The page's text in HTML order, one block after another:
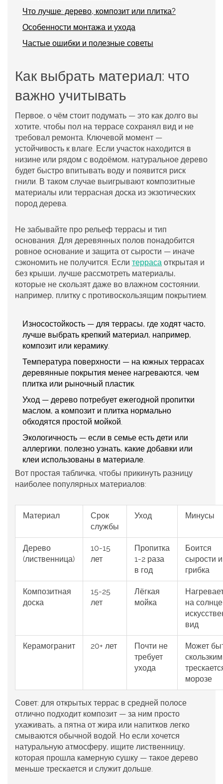
Что лучше: дерево, композит или плитка?
Особенности монтажа и ухода
Частые ошибки и полезные советы
Как выбрать материал: что
важно учитывать
Первое, о чём стоит подумать — это как долго вы
хотите, чтобы пол на террасе сохранял вид и не
требовал ремонта. Ключевой момент —
устойчивость к влаге. Если участок находится в
низине или рядом с водоёмом, натуральное дерево
будет быстро впитывать воду и появится риск
гнили. В таком случае выигрывают композитные
материалы или террасная доска из экзотических
пород дерева.
Не забывайте про рельеф террасы и тип
основания. Для деревянных полов понадобится
ровное основание и защита от сырости — иначе
сэкономить не получится. Если терраса открытая и
без крыши, лучше рассмотреть материалы,
которые не скользят даже во влажном состоянии,
например, плитку с противоскользящим покрытием.
Износостойкость — для террасы, где ходят часто,
лучше выбрать крепкий материал, например,
композит или керамику.
Температура поверхности — на южных террасах
деревянные покрытия менее нагреваются, чем
плитка или рыночный пластик.
Уход — дерево потребует ежегодной пропитки
маслом, а композит и плитка нормально
обходятся простой мойкой.
Экологичность — если в семье есть дети или
аллергики, полезно узнать, какие добавки или
клеи использованы в материале.
Вот простая табличка, чтобы прикинуть разницу
наиболее популярных материалов:
Материал
Срок
службы
Уход Минусы
Дерево
(лиственница)
10-15
лет
Пропитка
1-2 раза
в год
Боится
сырости и
грибка
Композитная
доска
15-25
лет
Лёгкая
мойка
на
вид
Керамогранит 20+ лет
Почти не
требует
ухода
Может
морозе
Совет: для открытых террас в средней полосе
отлично подходит композит — за ним просто
ухаживать, а пятна от жира или напитков легко
смываются обычной водой. Но если хочется
натуральную атмосферу, ищите лиственницу,
которая прошла камерную сушку — такое дерево
меньше трескается и служит дольше.